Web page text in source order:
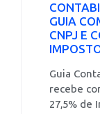
GUIA
CNPJ E
Guia
recebe
27,5% de